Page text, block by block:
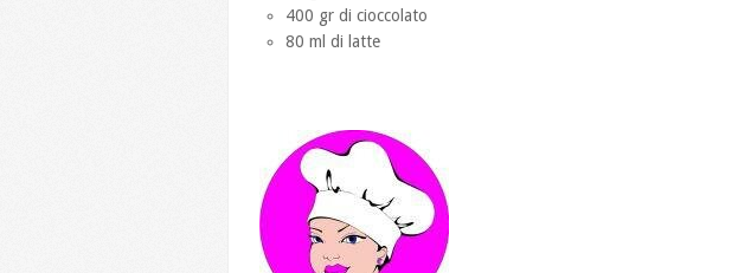
400 gr di cioccolato
80 ml di latte